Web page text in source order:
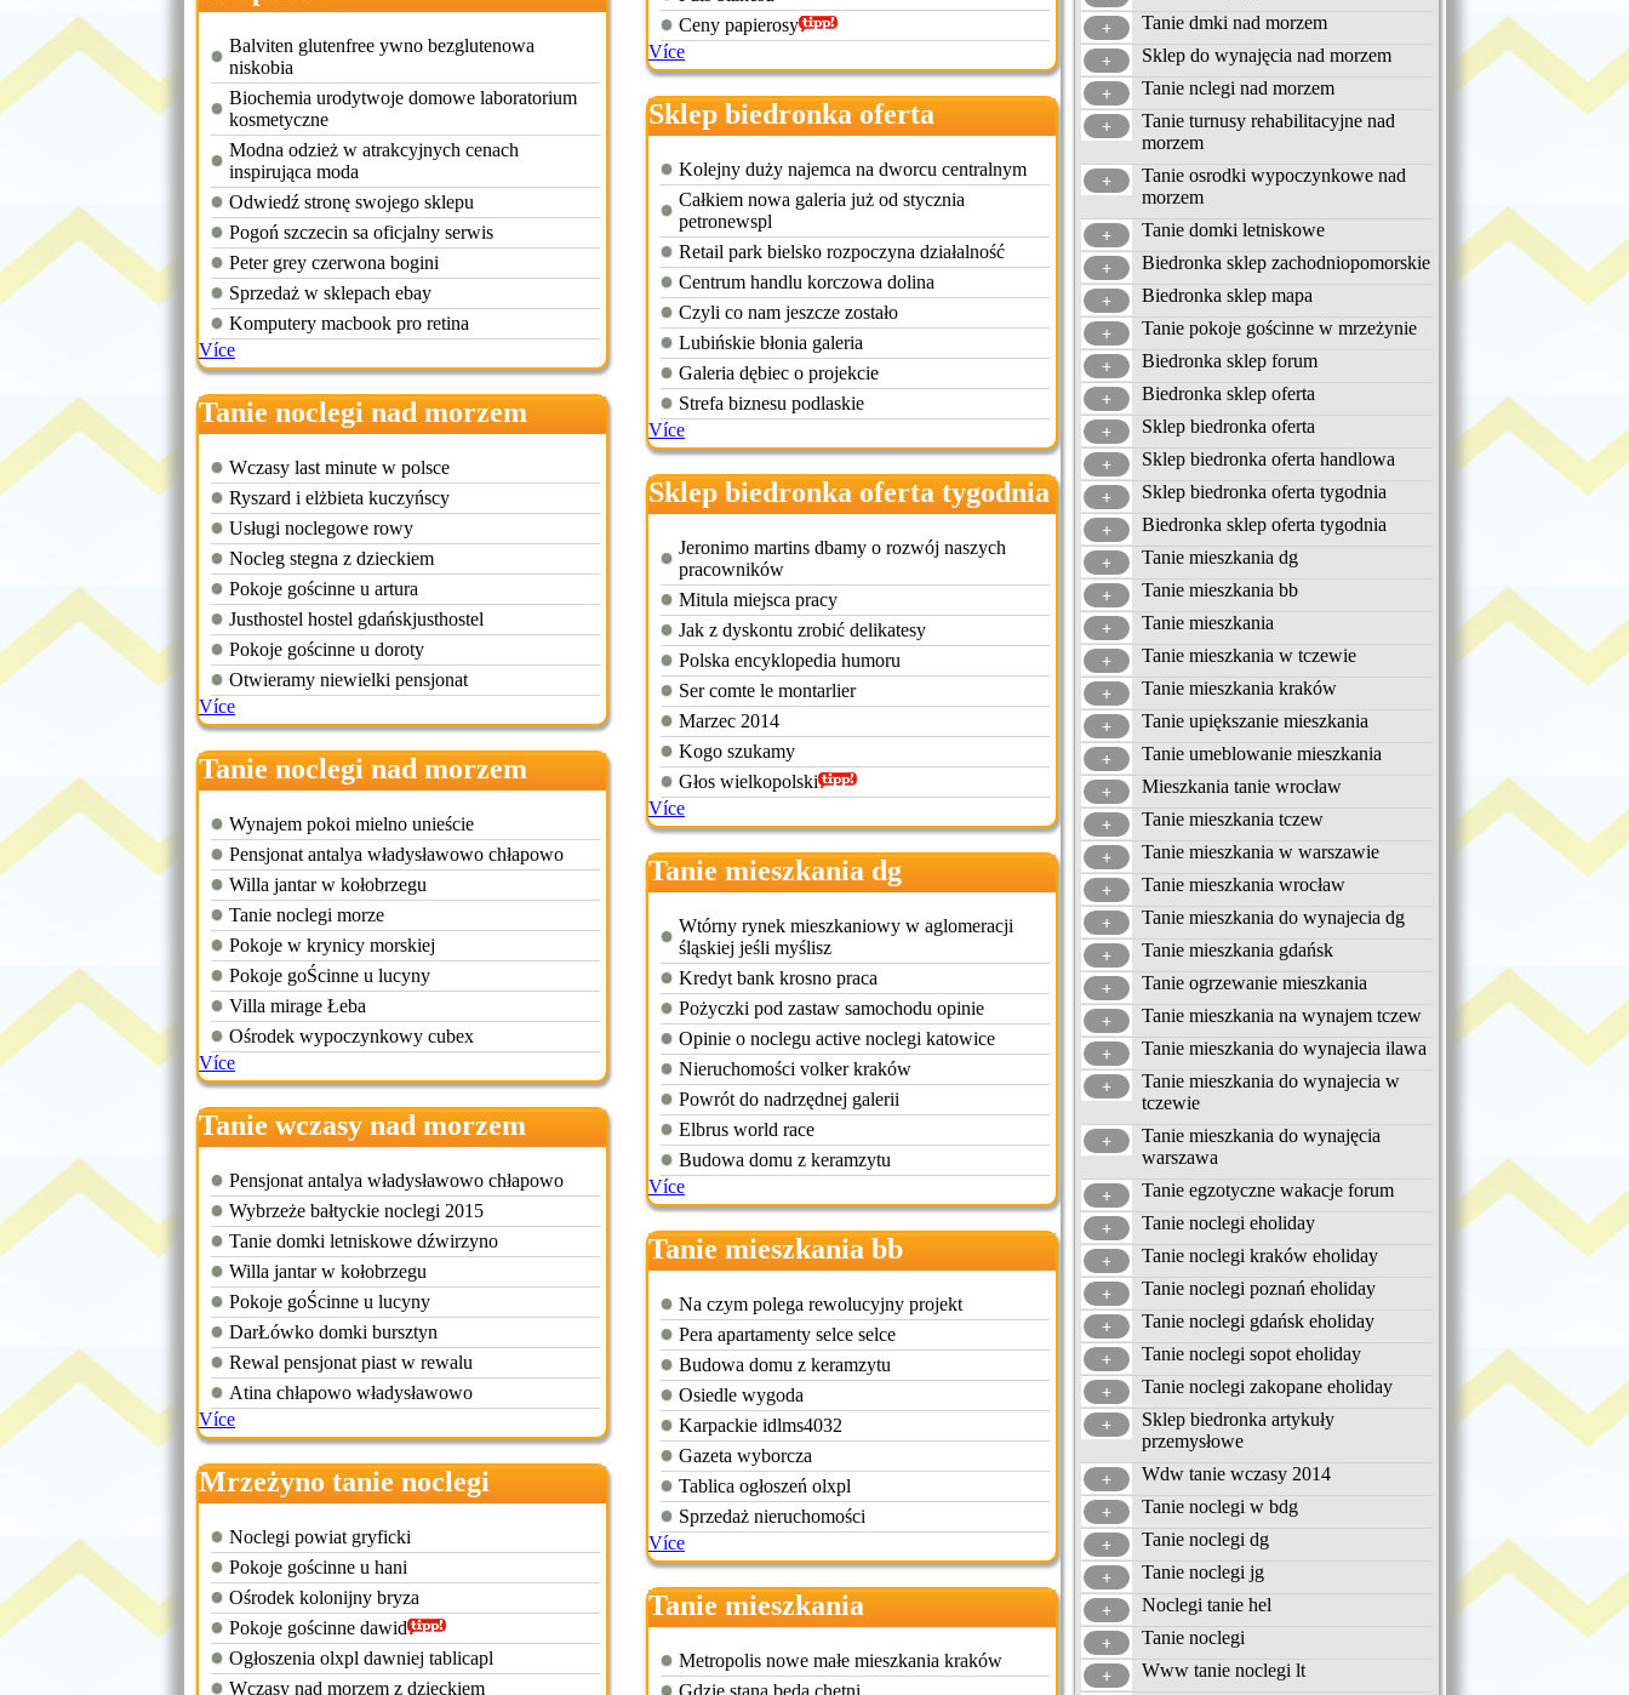
Balviten glutenfree ywno bezglutenowa
niskobia
Biochemia urodytwoje domowe laboratorium
kosmetyczne
Modna odzież w atrakcyjnych cenach
inspirująca moda
Odwiedź stronę swojego sklepu
Pogoń szczecin sa oficjalny serwis
Peter grey czerwona bogini
Sprzedaż w sklepach ebay
Komputery macbook pro retina
Více
Tanie noclegi nad morzem
eholiday
Wczasy last minute w polsce
Ryszard i elżbieta kuczyńscy
Usługi noclegowe rowy
Nocleg stegna z dzieckiem
Pokoje gościnne u artura
Justhostel hostel gdańskjusthostel
Pokoje gościnne u doroty
Otwieramy niewielki pensjonat
Více
Tanie noclegi nad morzem
Wynajem pokoi mielno unieście
Pensjonat antalya władysławowo chłapowo
Willa jantar w kołobrzegu
Tanie noclegi morze
Pokoje w krynicy morskiej
Pokoje goŚcinne u lucyny
Villa mirage Łeba
Ośrodek wypoczynkowy cubex
Více
Tanie wczasy nad morzem
Pensjonat antalya władysławowo chłapowo
Wybrzeże bałtyckie noclegi 2015
Tanie domki letniskowe dźwirzyno
Willa jantar w kołobrzegu
Pokoje goŚcinne u lucyny
DarŁówko domki bursztyn
Rewal pensjonat piast w rewalu
Atina chłapowo władysławowo
Více
Mrzeżyno tanie noclegi
Noclegi powiat gryficki
Pokoje gościnne u hani
Ośrodek kolonijny bryza
Pokoje gościnne dawid
Ogłoszenia olxpl dawniej tablicapl
Wczasy nad morzem z dzieckiem
Ceny papierosy
Více
Sklep biedronka oferta
handlowa
Kolejny duży najemca na dworcu centralnym
Całkiem nowa galeria już od stycznia
petronewspl
Retail park bielsko rozpoczyna działalność
Centrum handlu korczowa dolina
Czyli co nam jeszcze zostało
Lubińskie błonia galeria
Galeria dębiec o projekcie
Strefa biznesu podlaskie
Více
Sklep biedronka oferta tygodnia
Jeronimo martins dbamy o rozwój naszych
pracowników
Mitula miejsca pracy
Jak z dyskontu zrobić delikatesy
Polska encyklopedia humoru
Ser comte le montarlier
Marzec 2014
Kogo szukamy
Głos wielkopolski
Více
Tanie mieszkania dg
Wtórny rynek mieszkaniowy w aglomeracji
śląskiej jeśli myślisz
Kredyt bank krosno praca
Pożyczki pod zastaw samochodu opinie
Opinie o noclegu active noclegi katowice
Nieruchomości volker kraków
Powrót do nadrzędnej galerii
Elbrus world race
Budowa domu z keramzytu
Více
Tanie mieszkania bb
Na czym polega rewolucyjny projekt
Pera apartamenty selce selce
Budowa domu z keramzytu
Osiedle wygoda
Karpackie idlms4032
Gazeta wyborcza
Tablica ogłoszeń olxpl
Sprzedaż nieruchomości
Více
Tanie mieszkania
Metropolis nowe małe mieszkania kraków
Gdzie staną będą chętni
Tanie dmki nad morzem
Sklep do wynajęcia nad morzem
Tanie nclegi nad morzem
Tanie turnusy rehabilitacyjne nad
morzem
Tanie osrodki wypoczynkowe nad
morzem
Tanie domki letniskowe
Biedronka sklep zachodniopomorskie
Biedronka sklep mapa
Tanie pokoje gościnne w mrzeżynie
Biedronka sklep forum
Biedronka sklep oferta
Sklep biedronka oferta
Sklep biedronka oferta handlowa
Sklep biedronka oferta tygodnia
Biedronka sklep oferta tygodnia
Tanie mieszkania dg
Tanie mieszkania bb
Tanie mieszkania
Tanie mieszkania w tczewie
Tanie mieszkania kraków
Tanie upiększanie mieszkania
Tanie umeblowanie mieszkania
Mieszkania tanie wrocław
Tanie mieszkania tczew
Tanie mieszkania w warszawie
Tanie mieszkania wrocław
Tanie mieszkania do wynajecia dg
Tanie mieszkania gdańsk
Tanie ogrzewanie mieszkania
Tanie mieszkania na wynajem tczew
Tanie mieszkania do wynajecia ilawa
Tanie mieszkania do wynajecia w
tczewie
Tanie mieszkania do wynajęcia
warszawa
Tanie egzotyczne wakacje forum
Tanie noclegi eholiday
Tanie noclegi kraków eholiday
Tanie noclegi poznań eholiday
Tanie noclegi gdańsk eholiday
Tanie noclegi sopot eholiday
Tanie noclegi zakopane eholiday
Sklep biedronka artykuły
przemysłowe
Wdw tanie wczasy 2014
Tanie noclegi w bdg
Tanie noclegi dg
Tanie noclegi jg
Noclegi tanie hel
Tanie noclegi
Www tanie noclegi lt